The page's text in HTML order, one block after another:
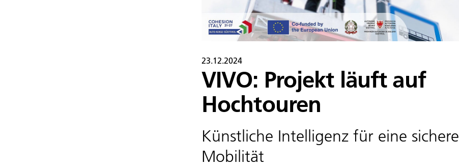
23.12.2024
VIVO: Projekt läuft auf
Hochtouren
Künstliche Intelligenz für eine sichere
Mobilität